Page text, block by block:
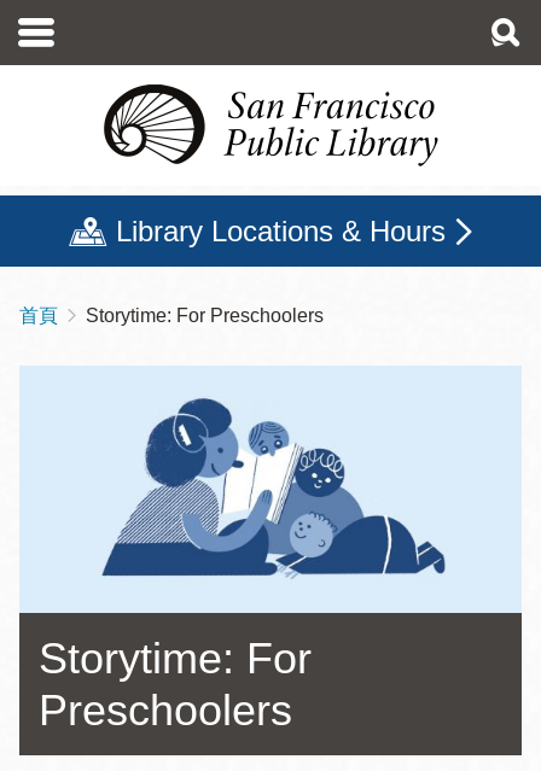
至
Library Locations & Hours
導
航
首頁 Storytime: For Preschoolers
Storytime: For
Preschoolers